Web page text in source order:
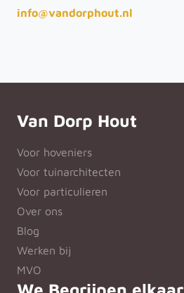
info@vandorphout.nl
Van Dorp Hout
Voor hoveniers
Voor tuinarchitecten
Voor particulieren
Over ons
Blog
Werken bij
MVO